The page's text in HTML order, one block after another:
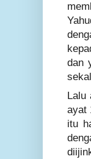
dan
Lalu
ayat
itu